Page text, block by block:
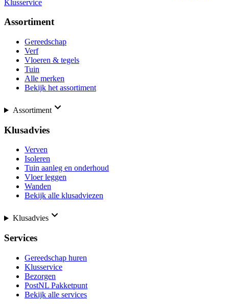
Klusservice
Assortiment
Gereedschap
Verf
Vloeren & tegels
Tuin
Alle merken
Bekijk het assortiment
Assortiment
Klusadvies
Verven
Isoleren
Tuin aanleg en onderhoud
Vloer leggen
Wanden
Bekijk alle klusadviezen
Klusadvies
Services
Gereedschap huren
Klusservice
Bezorgen
PostNL Pakketpunt
Bekijk alle services